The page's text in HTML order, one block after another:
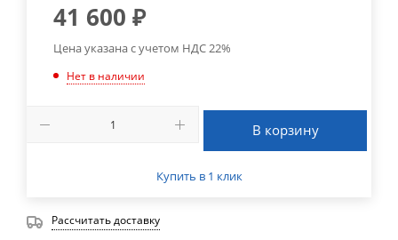
41 600 ₽
Цена указана с учетом НДС 22%
Нет в наличии
В корзину
Купить в 1 клик
Рассчитать доставку